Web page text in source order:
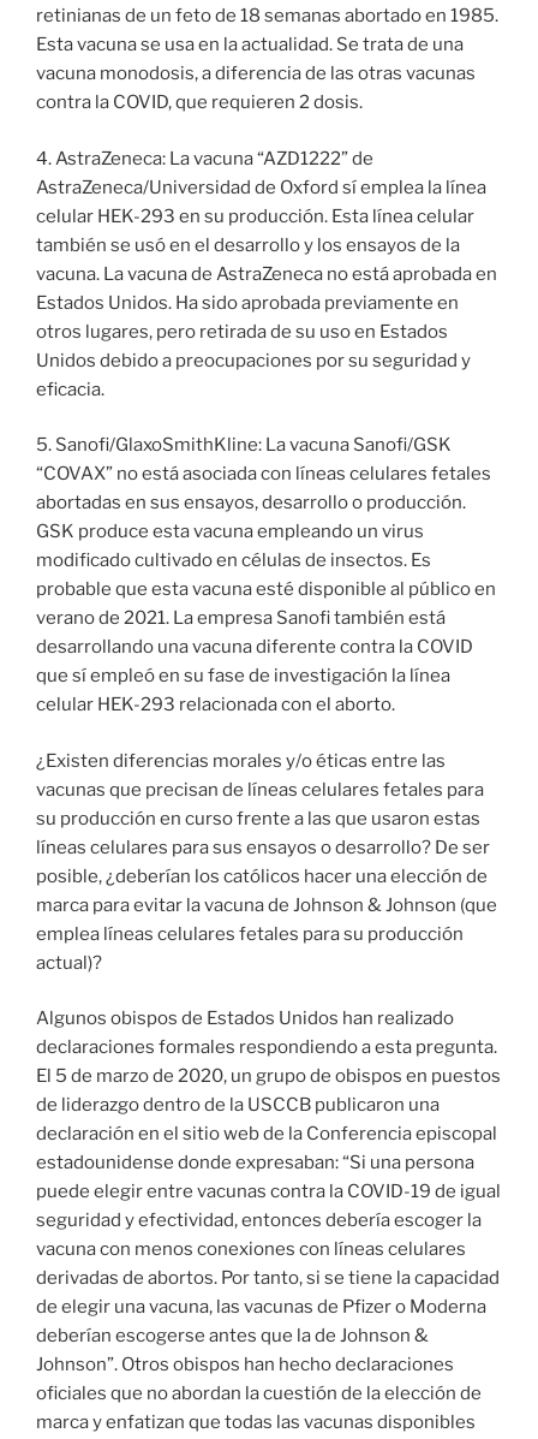
retinianas de un feto de 18 semanas abortado en 1985.
Esta vacuna se usa en la actualidad. Se trata de una
vacuna monodosis, a diferencia de las otras vacunas
contra la COVID, que requieren 2 dosis.
4. AstraZeneca: La vacuna “AZD1222” de
AstraZeneca/Universidad de Oxford sí emplea la línea
celular HEK-293 en su producción. Esta línea celular
también se usó en el desarrollo y los ensayos de la
vacuna. La vacuna de AstraZeneca no está aprobada en
Estados Unidos. Ha sido aprobada previamente en
otros lugares, pero retirada de su uso en Estados
Unidos debido a preocupaciones por su seguridad y
eficacia.
5. Sanofi/GlaxoSmithKline: La vacuna Sanofi/GSK
“COVAX” no está asociada con líneas celulares fetales
abortadas en sus ensayos, desarrollo o producción.
GSK produce esta vacuna empleando un virus
modificado cultivado en células de insectos. Es
probable que esta vacuna esté disponible al público en
verano de 2021. La empresa Sanofi también está
desarrollando una vacuna diferente contra la COVID
que sí empleó en su fase de investigación la línea
celular HEK-293 relacionada con el aborto.
¿Existen diferencias morales y/o éticas entre las
vacunas que precisan de líneas celulares fetales para
su producción en curso frente a las que usaron estas
líneas celulares para sus ensayos o desarrollo? De ser
posible, ¿deberían los católicos hacer una elección de
marca para evitar la vacuna de Johnson & Johnson (que
emplea líneas celulares fetales para su producción
actual)?
Algunos obispos de Estados Unidos han realizado
declaraciones formales respondiendo a esta pregunta.
El 5 de marzo de 2020, un grupo de obispos en puestos
de liderazgo dentro de la USCCB publicaron una
declaración en el sitio web de la Conferencia episcopal
estadounidense donde expresaban: “Si una persona
puede elegir entre vacunas contra la COVID-19 de igual
seguridad y efectividad, entonces debería escoger la
vacuna con menos conexiones con líneas celulares
derivadas de abortos. Por tanto, si se tiene la capacidad
de elegir una vacuna, las vacunas de Pfizer o Moderna
deberían escogerse antes que la de Johnson &
Johnson”. Otros obispos han hecho declaraciones
oficiales que no abordan la cuestión de la elección de
marca y enfatizan que todas las vacunas disponibles